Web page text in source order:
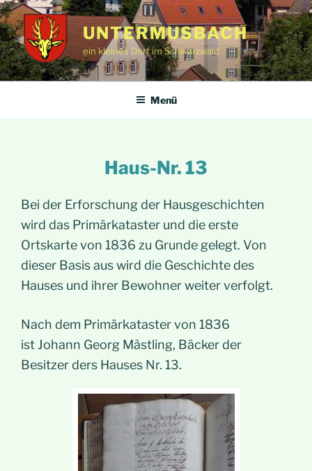
Zum
Inhalt
springen
UNTERMUSBACH
ein kleines Dorf im Schwarzwald
Menü
Haus-Nr. 13
Bei der Erforschung der Hausgeschichten
wird das Primärkataster und die erste
Ortskarte von 1836 zu Grunde gelegt. Von
dieser Basis aus wird die Geschichte des
Hauses und ihrer Bewohner weiter verfolgt.
Nach dem Primärkataster von 1836
ist Johann Georg Mästling, Bäcker der
Besitzer ders Hauses Nr. 13.